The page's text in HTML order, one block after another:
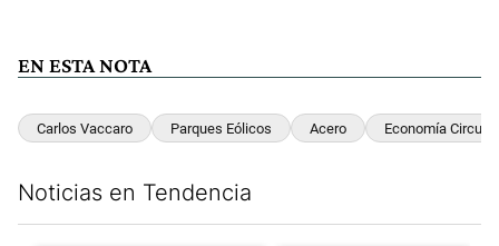
EN ESTA NOTA
Carlos Vaccaro Parques Eólicos Acero Economía Circular
Noticias en Tendencia